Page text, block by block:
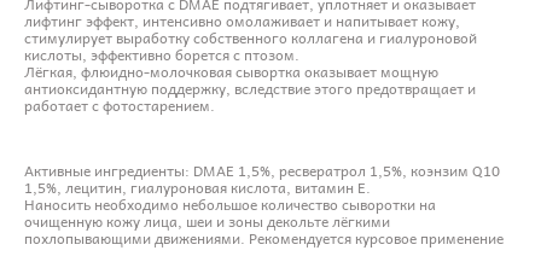
лифтинг эффект, интенсивно омолаживает и напитывает кожу,
стимулирует выработку собственного коллагена и гиалуроновой
кислоты, эффективно борется с птозом.
Лёгкая, флюидно-молочковая сывортка оказывает мощную
антиоксидантную поддержку, вследствие этого предотвращает и
работает с фотостарением.
Активные ингредиенты: DMAE 1,5%, ресвератрол 1,5%, коэнзим Q10
1,5%, лецитин, гиалуроновая кислота, витамин Е.
Наносить необходимо небольшое количество сыворотки на
очищенную кожу лица, шеи и зоны декольте лёгкими
похлопывающими движениями. Рекомендуется курсовое применение